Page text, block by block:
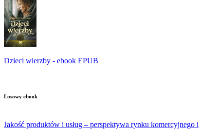
Dzieci wierzby - ebook EPUB
Losowy ebook
Jakość produktów i usług – perspektywa rynku komercyjnego i